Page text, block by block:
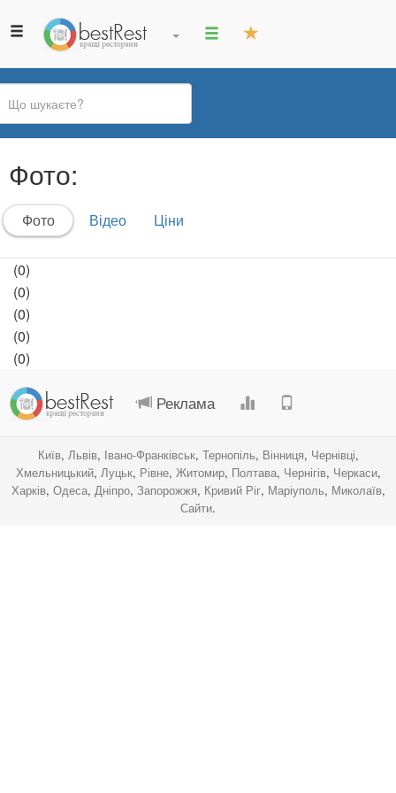
Ви
є
тут
Фото:
Первинні
вкладки
Фото(активна
вкладка)
Відео Ціни
(0)
(0)
(0)
(0)
(0)
Реклама
Київ, Львів, Івано-Франківськ, Тернопіль, Вінниця, Чернівці,
Хмельницький, Луцьк, Рівне, Житомир, Полтава, Чернігів, Черкаси,
Харків, Одеса, Дніпро, Запорожжя, Кривий Ріг, Маріуполь, Миколаїв,
Сайти.